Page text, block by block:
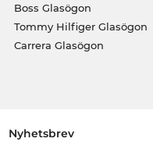
Boss Glasögon
Tommy Hilfiger Glasögon
Carrera Glasögon
Nyhetsbrev